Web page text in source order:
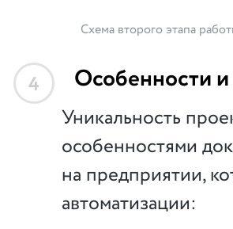
Схема второго этапа
4 Особенности и
Уникальность
особенностями
на предприятии,
автоматизации: